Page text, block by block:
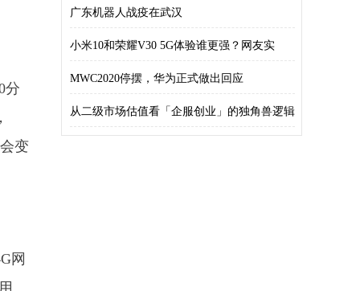
分
变
网
广东机器人战疫在武汉
小米10和荣耀V30 5G体验谁更强？网友实
MWC2020停摆，华为正式做出回应
从二级市场估值看「企服创业」的独角兽逻辑